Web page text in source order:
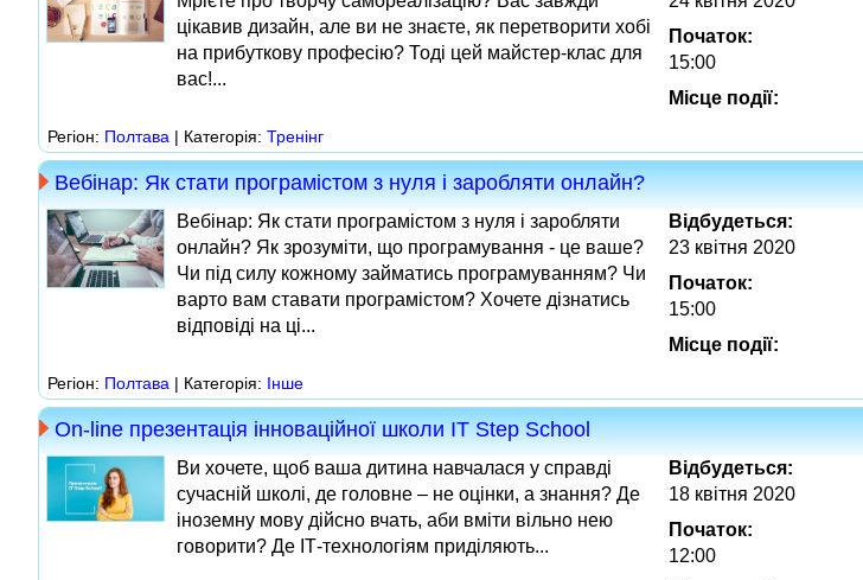
цікавив дизайн, але ви не знаєте, як перетворити хобі
на прибуткову професію? Тоді цей майстер-клас для
вас!...
Початок:
15:00
Місце події:
Регіон: Полтава | Категорія: Тренінг
Вебінар: Як стати програмістом з нуля і заробляти онлайн?
Вебінар: Як стати програмістом з нуля і заробляти
онлайн? Як зрозуміти, що програмування - це ваше?
Чи під силу кожному займатись програмуванням? Чи
варто вам ставати програмістом? Хочете дізнатись
відповіді на ці...
Відбудеться:
23 квітня 2020
Початок:
15:00
Місце події:
Регіон: Полтава | Категорія: Інше
On-line презентація інноваційної школи IT Step School
Ви хочете, щоб ваша дитина навчалася у справді
сучасній школі, де головне – не оцінки, а знання? Де
іноземну мову дійсно вчать, аби вміти вільно нею
говорити? Де ІТ-технологіям приділяють...
Відбудеться:
18 квітня 2020
Початок:
12:00